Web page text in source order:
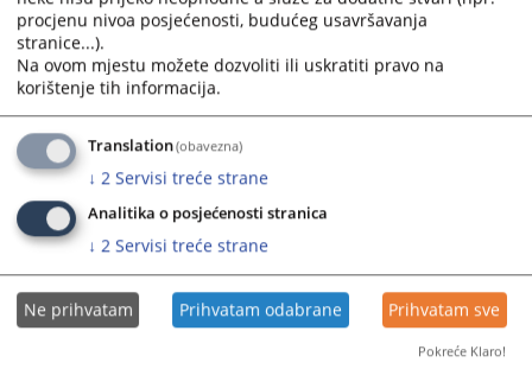
the
question
mark
key
to
get
the
keyboard
shortcuts
for
changing
dates.
the
mark
key
to
get
the
shortcuts
for
changing
dates.
procjenu nivoa posjećenosti, budućeg usavršavanja
stranice...).
Na ovom mjestu možete dozvoliti ili uskratiti pravo na
korištenje tih informacija.
Translation(obavezna)
↓ 2 Servisi treće strane
Analitika o posjećenosti stranica
↓ 2 Servisi treće strane
Ne prihvatam Prihvatam odabrane Prihvatam sve
Pokreće Klaro!